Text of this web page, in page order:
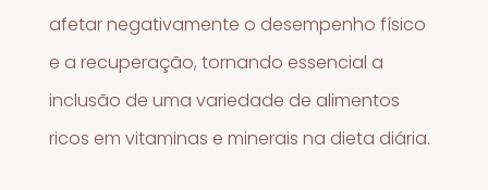
afetar negativamente o desempenho físico
e a recuperação, tornando essencial a
inclusão de uma variedade de alimentos
ricos em vitaminas e minerais na dieta diária.